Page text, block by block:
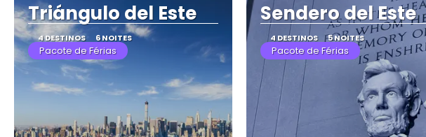
Triángulo del Este
4 DESTINOS 6 NOITES
Pacote de Férias
Sendero del Este
4 DESTINOS 5 NOITES
Pacote de Férias